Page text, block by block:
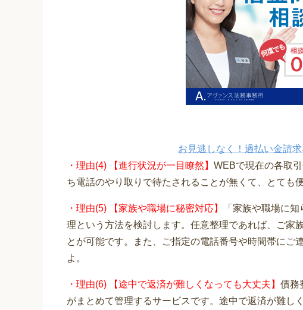
お見逃しなく！過払い金請
・理由(4) 【進行状況が一目瞭然】 WEBで現在の各取
ち電話のやり取りで待たされることが無くて、とても
・理由(5) 【家族や職場に秘密対応】
「家族や職場に
理という方法を検討します。任意整理であれば、ご家
とが可能です。また、ご指定の電話番号や時間帯にご
よ。
・理由(6) 【途中で返済が難しくなっても大丈夫】 債務
がまとめて管理するサービスです。途中で返済が難し